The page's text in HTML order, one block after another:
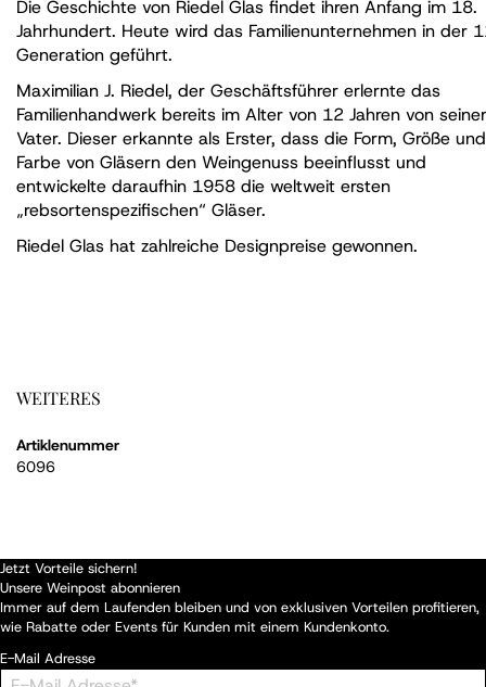
Die Geschichte von Riedel Glas findet ihren Anfang im 18.
Jahrhundert. Heute wird das Familienunternehmen in der
Generation geführt.
Maximilian J. Riedel, der Geschäftsführer erlernte das
Familienhandwerk bereits im Alter von 12 Jahren von
Vater. Dieser erkannte als Erster, dass die Form, Größe und
Farbe von Gläsern den Weingenuss beeinflusst und
entwickelte daraufhin 1958 die weltweit ersten
„rebsortenspezifischen“ Gläser.
Riedel Glas hat zahlreiche Designpreise gewonnen.
WEITERES
Artiklenummer
6096
Jetzt Vorteile sichern!
Unsere Weinpost abonnieren
Immer auf dem Laufenden bleiben und von exklusiven Vorteilen profitieren,
wie Rabatte oder Events für Kunden mit einem Kundenkonto.
E-Mail Adresse